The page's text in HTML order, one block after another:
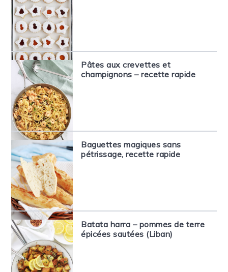
Pâtes aux crevettes et
champignons – recette rapide
Baguettes magiques sans
pétrissage, recette rapide
Batata harra – pommes de terre
épicées sautées (Liban)